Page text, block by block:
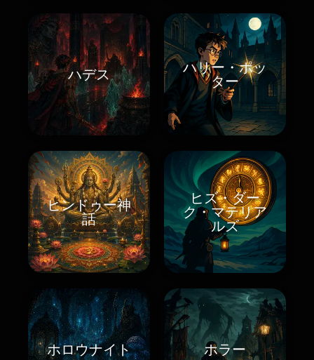
ハデス
ハリー・ポッ
ター
ヒンドゥー神
話
ヒズ・ダー
ク・マテリア
ルズ
ホロウナイト ホラー